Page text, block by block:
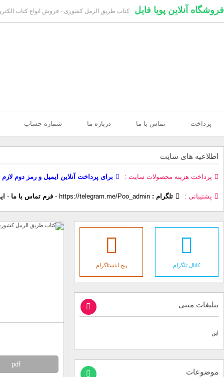
فروشگاه آنلاین پویا فایل کتاب طریق الرمل کشوری - فروش انواع کتاب
پرداخت تماس با ما درباره ما شماره حساب
اطلاعیه های سایت
پرداخت هزینه محصولات سایت برای پرداخت آنلاین ایمیل و رمز دوم
پشتیبانی تلگرام : https://telegram.me/Poo_admin
- فرم تماس با ما -
pdf
کانال تلگرام پیج اینستاگرام
تبلیغات متنی
این
موضوعات